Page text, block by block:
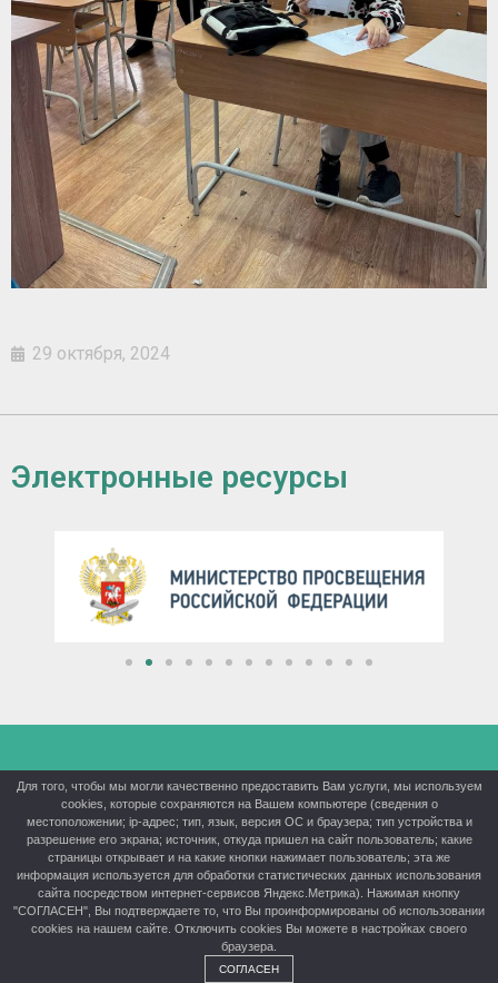
29 октября, 2024
Электронные ресурсы
КГБПОУ «Красноярский аграрный техникум» ©® 2026
Политика конфиденциальности
Для того, чтобы мы могли качественно предоставить Вам услуги, мы используем
cookies, которые сохраняются на Вашем компьютере (сведения о
местоположении; ip-адрес; тип, язык, версия ОС и браузера; тип устройства и
разрешение его экрана; источник, откуда пришел на сайт пользователь; какие
страницы открывает и на какие кнопки нажимает пользователь; эта же
информация используется для обработки статистических данных использования
сайта посредством интернет-сервисов Яндекс.Метрика). Нажимая кнопку
"СОГЛАСЕН", Вы подтверждаете то, что Вы проинформированы об использовании
cookies на нашем сайте. Отключить cookies Вы можете в настройках своего
браузера.
СОГЛАСЕН